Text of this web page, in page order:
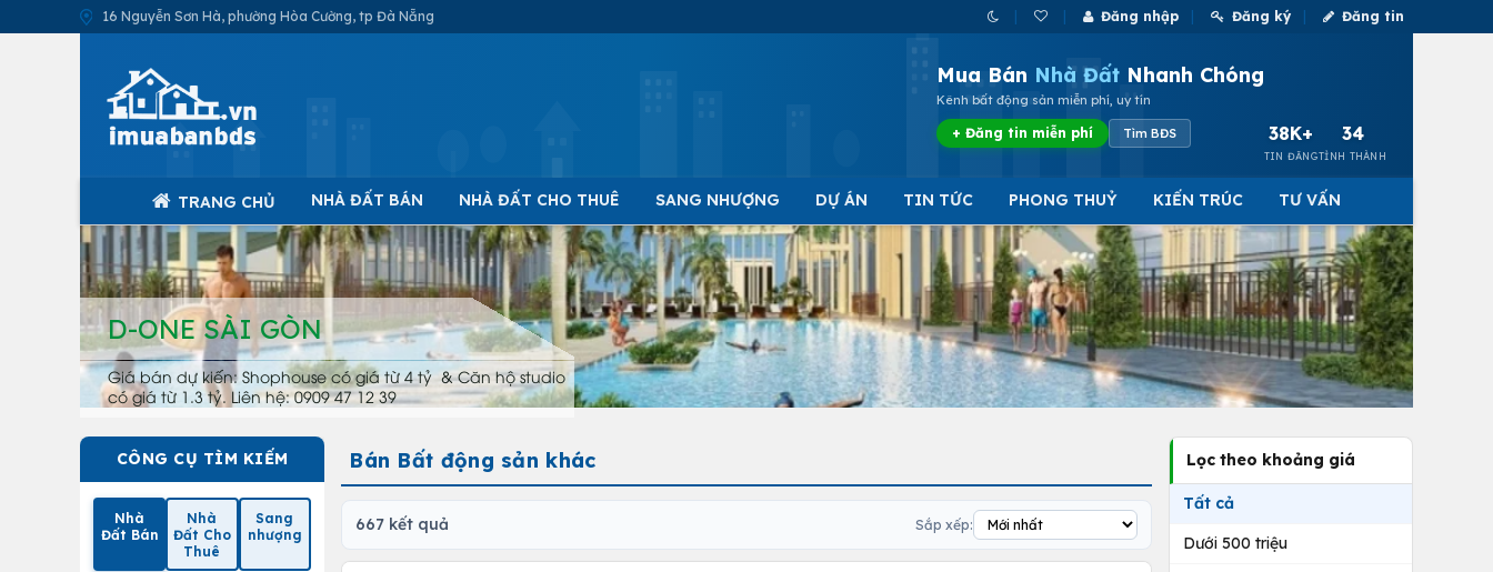
16 Nguyễn Sơn Hà, phường Hòa Cường, tp Đà Nẵng Đăng nhập Đăng ký Đăng tin
Mua Bán Nhà Đất Nhanh Chóng
Kênh bất động sản miễn phí, uy tín
+ Đăng tin miễn phí Tìm BĐS 38K+
TIN ĐĂNG
34
TỈNH THÀNH
TRANG CHỦ NHÀ ĐẤT BÁN NHÀ ĐẤT CHO THUÊ SANG NHƯỢNG DỰ ÁN TIN TỨC PHONG THUỶ KIẾN TRÚC TƯ VẤN
D-ONE SÀI GÒN
Giá bán dự kiến: Shophouse có giá từ 4 tỷ & Căn hộ studio
có giá từ 1.3 tỷ. Liên hệ: 0909 47 12 39
CÔNG CỤ TÌM KIẾM
Nhà
Đất Bán
Nhà
Đất Cho
Thuê
Sang
nhượng
Bán Bất động sản khác
667 kết quả Sắp xếp:
Lọc theo khoảng giá
Tất cả
Dưới 500 triệu